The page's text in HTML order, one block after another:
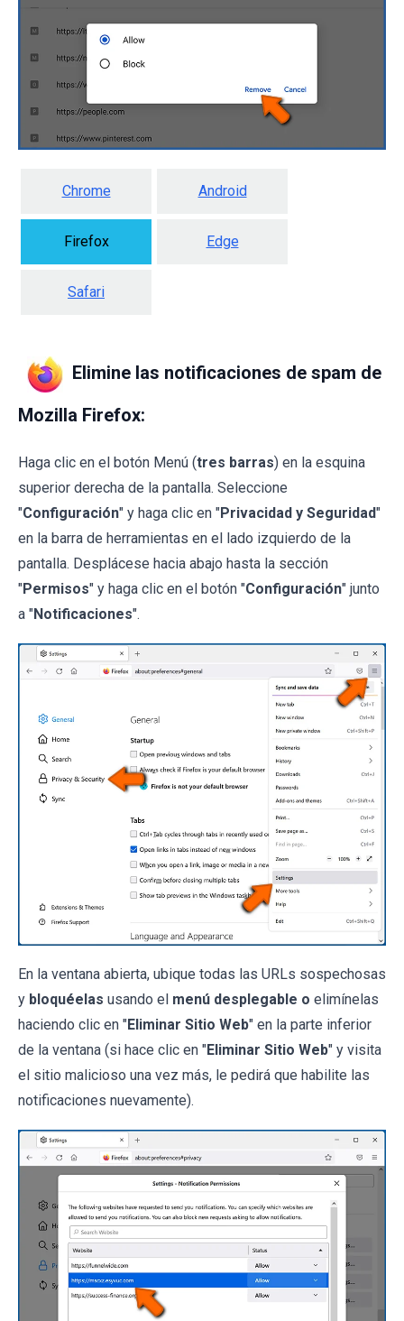
Chrome Android
Firefox Edge
Safari
Elimine las notificaciones de spam de
Mozilla Firefox:
Haga clic en el botón Menú (tres barras) en la esquina
superior derecha de la pantalla. Seleccione
"Configuración" y haga clic en "Privacidad y Seguridad"
en la barra de herramientas en el lado izquierdo de la
pantalla. Desplácese hacia abajo hasta la sección
"Permisos" y haga clic en el botón "Configuración" junto
a "Notificaciones".
En la ventana abierta, ubique todas las URLs sospechosas
y bloquéelas usando el menú desplegable o elimínelas
haciendo clic en "Eliminar Sitio Web" en la parte inferior
de la ventana (si hace clic en "Eliminar Sitio Web" y visita
el sitio malicioso una vez más, le pedirá que habilite las
notificaciones nuevamente).